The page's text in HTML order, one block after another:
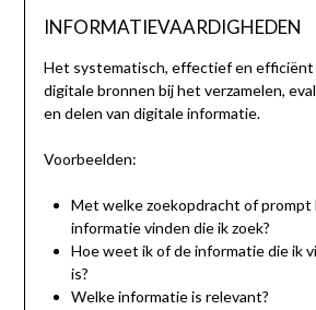
INFORMATIEVAARDIGHEDEN
Het systematisch, effectief en efficiënt
digitale bronnen bij het verzamelen,
en delen van digitale informatie.
Voorbeelden:
Met welke zoekopdracht of prompt
informatie vinden die ik zoek?
Hoe weet ik of de informatie die ik
is?
Welke informatie is relevant?